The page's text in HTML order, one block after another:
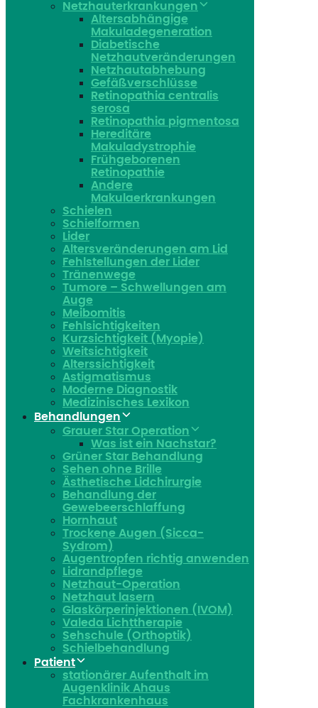
Netzhauterkrankungen
Altersabhängige
Makuladegeneration
Diabetische
Netzhautveränderungen
Netzhautabhebung
Gefäßverschlüsse
Retinopathia centralis
serosa
Retinopathia pigmentosa
Hereditäre
Makuladystrophie
Frühgeborenen
Retinopathie
Andere
Makulaerkrankungen
Schielen
Schielformen
Lider
Altersveränderungen am Lid
Fehlstellungen der Lider
Tränenwege
Tumore – Schwellungen am
Auge
Meibomitis
Fehlsichtigkeiten
Kurzsichtigkeit (Myopie)
Weitsichtigkeit
Alterssichtigkeit
Astigmatismus
Moderne Diagnostik
Medizinisches Lexikon
Behandlungen
Grauer Star Operation
Was ist ein Nachstar?
Grüner Star Behandlung
Sehen ohne Brille
Ästhetische Lidchirurgie
Behandlung der
Gewebeerschlaffung
Hornhaut
Trockene Augen (Sicca-
Sydrom)
Augentropfen richtig anwenden
Lidrandpflege
Netzhaut-Operation
Netzhaut lasern
Glaskörperinjektionen (IVOM)
Valeda Lichttherapie
Sehschule (Orthoptik)
Schielbehandlung
Patient
stationärer Aufenthalt im
Augenklinik Ahaus
Fachkrankenhaus